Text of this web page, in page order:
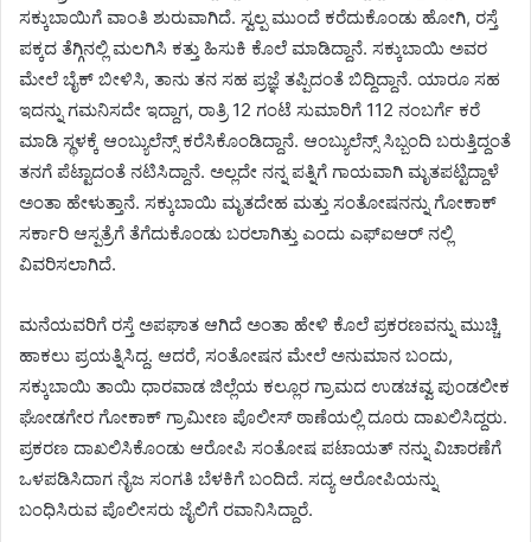
ಸಕ್ಕುಬಾಯಿಗೆ ವಾಂತಿ ಶುರುವಾಗಿದೆ. ಸ್ವಲ್ಪ ಮುಂದೆ ಕರೆದುಕೊಂಡು ಹೋಗಿ, ರಸ್ತೆ
ಪಕ್ಕದ ತೆಗ್ಗಿನಲ್ಲಿ ಮಲಗಿಸಿ ಕತ್ತು ಹಿಸುಕಿ ಕೊಲೆ ಮಾಡಿದ್ದಾನೆ. ಸಕ್ಕುಬಾಯಿ ಅವರ
ಮೇಲೆ ಬೈಕ್ ಬೀಳಿಸಿ, ತಾನು ತನ ಸಹ ಪ್ರಜ್ಞೆ ತಪ್ಪಿದಂತೆ ಬಿದ್ದಿದ್ದಾನೆ. ಯಾರೂ ಸಹ
ಇದನ್ನು ಗಮನಿಸದೇ ಇದ್ದಾಗ, ರಾತ್ರಿ 12 ಗಂಟೆ ಸುಮಾರಿಗೆ 112 ನಂಬರ್ಗೆ ಕರೆ
ಮಾಡಿ ಸ್ಥಳಕ್ಕೆ ಆಂಬ್ಯುಲೆನ್ಸ್ ಕರೆಸಿಕೊಂಡಿದ್ದಾನೆ. ಆಂಬ್ಯುಲೆನ್ಸ್ ಸಿಬ್ಬಂದಿ ಬರುತ್ತಿದ್ದಂತೆ
ತನಗೆ ಪೆಟ್ಟಾದಂತೆ ನಟಿಸಿದ್ದಾನೆ. ಅಲ್ಲದೇ ನನ್ನ ಪತ್ನಿಗೆ ಗಾಯವಾಗಿ ಮೃತಪಟ್ಟಿದ್ದಾಳೆ
ಅಂತಾ ಹೇಳುತ್ತಾನೆ. ಸಕ್ಕುಬಾಯಿ ಮೃತದೇಹ ಮತ್ತು ಸಂತೋಷನನ್ನು ಗೋಕಾಕ್
ಸರ್ಕಾರಿ ಆಸ್ಪತ್ರೆಗೆ ತೆಗೆದುಕೊಂಡು ಬರಲಾಗಿತ್ತು ಎಂದು ಎಫ್ಐಆರ್ ನಲ್ಲಿ
ವಿವರಿಸಲಾಗಿದೆ.
ಮನೆಯವರಿಗೆ ರಸ್ತೆ ಅಪಘಾತ ಆಗಿದೆ ಅಂತಾ ಹೇಳಿ ಕೊಲೆ ಪ್ರಕರಣವನ್ನು ಮುಚ್ಚಿ
ಹಾಕಲು ಪ್ರಯತ್ನಿಸಿದ್ದ. ಆದರೆ, ಸಂತೋಷನ ಮೇಲೆ ಅನುಮಾನ ಬಂದು,
ಸಕ್ಕುಬಾಯಿ ತಾಯಿ ಧಾರವಾಡ ಜಿಲ್ಲೆಯ ಕಲ್ಲೂರ ಗ್ರಾಮದ ಉಡಚವ್ವ ಪುಂಡಲೀಕ
ಘೋಡಗೇರ ಗೋಕಾಕ್ ಗ್ರಾಮೀಣ ಪೊಲೀಸ್ ಠಾಣೆಯಲ್ಲಿ ದೂರು ದಾಖಲಿಸಿದ್ದರು.
ಪ್ರಕರಣ ದಾಖಲಿಸಿಕೊಂಡು ಆರೋಪಿ ಸಂತೋಷ ಪಟಾಯತ್ ನನ್ನು ವಿಚಾರಣೆಗೆ
ಒಳಪಡಿಸಿದಾಗ ನೈಜ ಸಂಗತಿ ಬೆಳಕಿಗೆ ಬಂದಿದೆ. ಸದ್ಯ ಆರೋಪಿಯನ್ನು
ಬಂಧಿಸಿರುವ ಪೊಲೀಸರು ಜೈಲಿಗೆ ರವಾನಿಸಿದ್ದಾರೆ.